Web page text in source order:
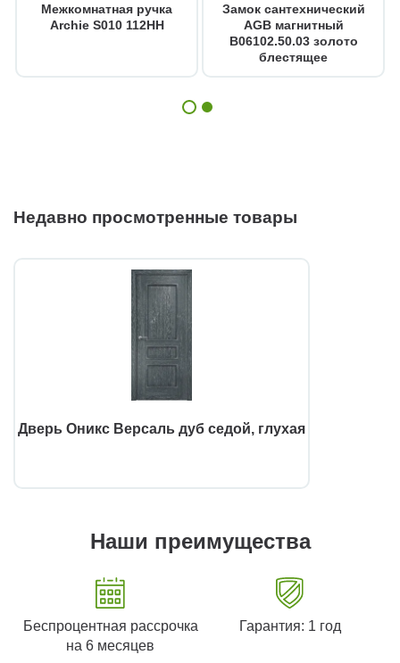
Межкомнатная ручка
Archie S010 112HH
Замок сантехнический
AGB магнитный
B06102.50.03 золото
блестящее
Недавно просмотренные товары
Дверь Оникс Версаль дуб седой, глухая
Наши преимущества
Беспроцентная рассрочка
на 6 месяцев
Гарантия: 1 год